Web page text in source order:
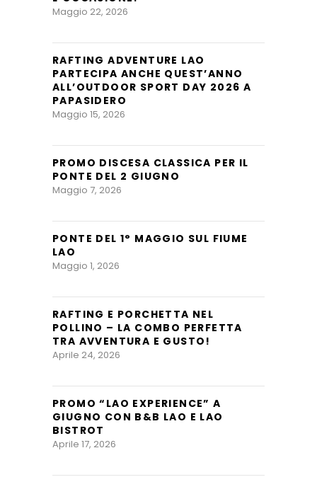
Maggio 22, 2026
RAFTING ADVENTURE LAO
PARTECIPA ANCHE QUEST’ANNO
ALL’OUTDOOR SPORT DAY 2026 A
PAPASIDERO
Maggio 15, 2026
PROMO DISCESA CLASSICA PER IL
PONTE DEL 2 GIUGNO
Maggio 7, 2026
PONTE DEL 1° MAGGIO SUL FIUME
LAO
Maggio 1, 2026
RAFTING E PORCHETTA NEL
POLLINO – LA COMBO PERFETTA
TRA AVVENTURA E GUSTO!
Aprile 24, 2026
PROMO “LAO EXPERIENCE” A
GIUGNO CON B&B LAO E LAO
BISTROT
Aprile 17, 2026